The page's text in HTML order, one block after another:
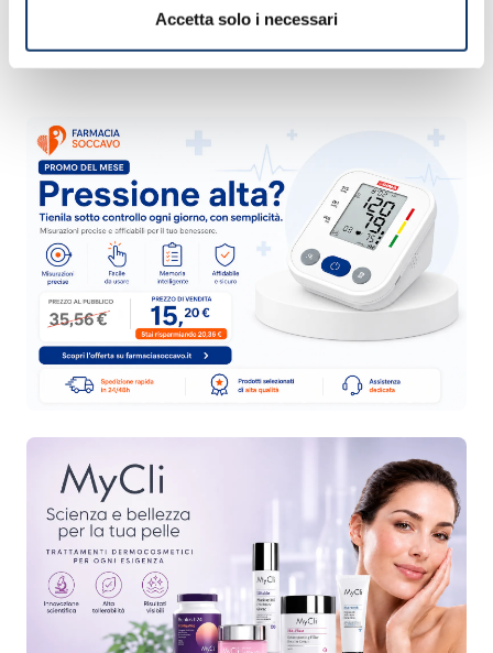
Accetta solo i necessari
Categorie